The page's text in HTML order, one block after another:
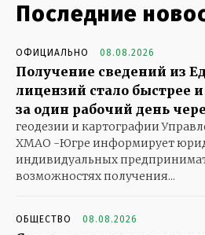
Последние
ОФИЦИАЛЬНО 08.08.2026
Получение сведений из
лицензий стало быстрее
за один рабочий день
геодезии и картографии
ХМАО -Югре информирует
индивидуальных
возможностях получения...
ОБЩЕСТВО 08.08.2026